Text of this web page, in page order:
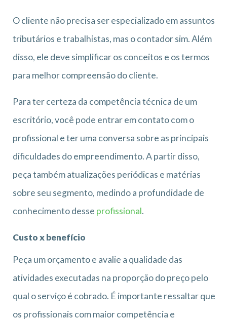
O cliente não precisa ser especializado em assuntos
tributários e trabalhistas, mas o contador sim. Além
disso, ele deve simplificar os conceitos e os termos
para melhor compreensão do cliente.
Para ter certeza da competência técnica de um
escritório, você pode entrar em contato com o
profissional e ter uma conversa sobre as principais
dificuldades do empreendimento. A partir disso,
peça também atualizações periódicas e matérias
sobre seu segmento, medindo a profundidade de
conhecimento desse profissional.
Custo x benefício
Peça um orçamento e avalie a qualidade das
atividades executadas na proporção do preço pelo
qual o serviço é cobrado. É importante ressaltar que
os profissionais com maior competência e